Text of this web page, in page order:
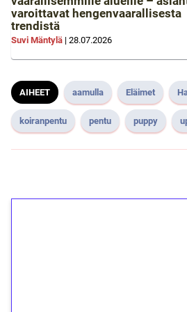
varoittavat hengenvaarallisesta
trendistä
Suvi Mäntylä | 28.07.2026
AIHEET aamulla Eläimet
koiranpentu pentu puppy